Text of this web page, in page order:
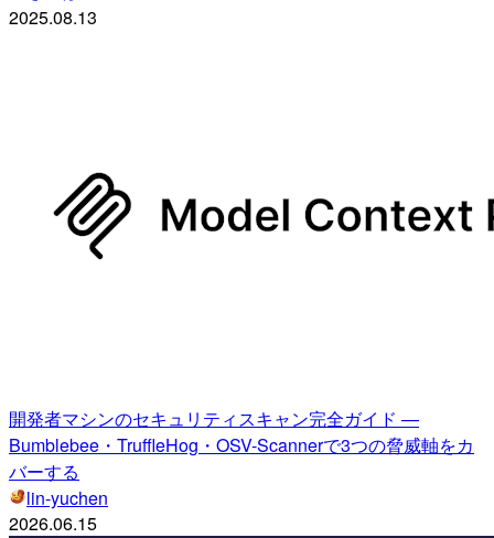
2025.08.13
開発者マシンのセキュリティスキャン完全ガイド —
Bumblebee・TruffleHog・OSV-Scannerで3つの脅威軸をカ
バーする
lin-yuchen
2026.06.15